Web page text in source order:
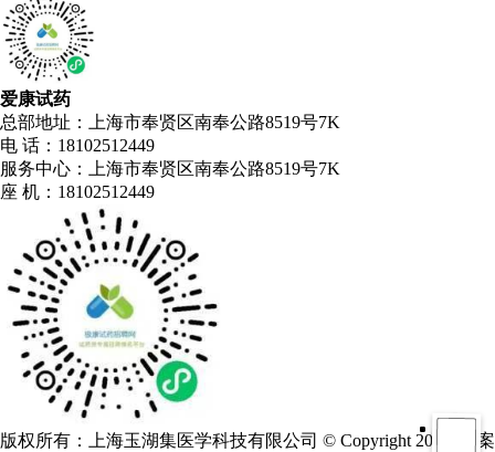
爱康试药
总部地址：上海市奉贤区南奉公路8519号7K
电 话：18102512449
服务中心：上海市奉贤区南奉公路8519号7K
座 机：18102512449
版权所有：上海玉湖集医学科技有限公司 © Copyright 2018 备案